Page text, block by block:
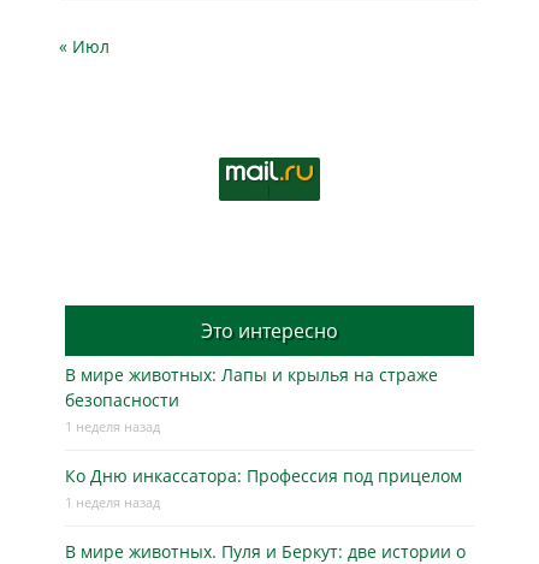
« Июл
Это интересно
В мире животных: Лапы и крылья на страже
безопасности
1 неделя назад
Ко Дню инкассатора: Профессия под прицелом
1 неделя назад
В мире животных. Пуля и Беркут: две истории о